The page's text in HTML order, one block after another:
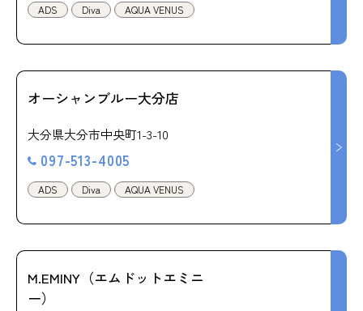
ADS Diva AQUA VENUS
オーシャンブルー大分店
大分県大分市中央町1-3-10
097-513-4005
ADS Diva AQUA VENUS
M.EMINY（エムドットエミニ
ー）